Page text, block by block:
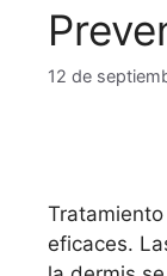
12 de
eficaces.